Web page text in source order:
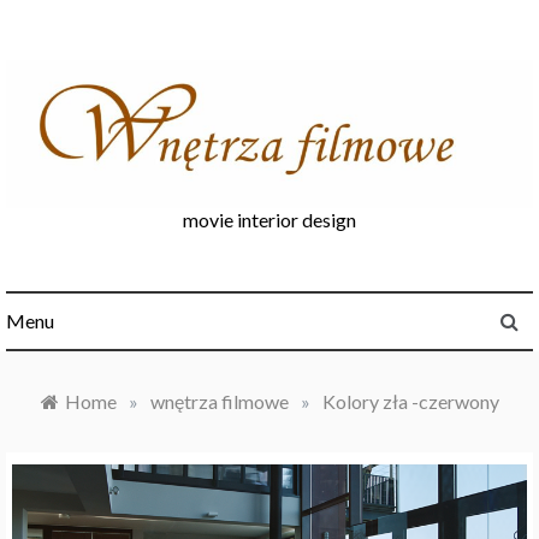
movie interior design
Menu
Home » wnętrza filmowe » Kolory zła -czerwony